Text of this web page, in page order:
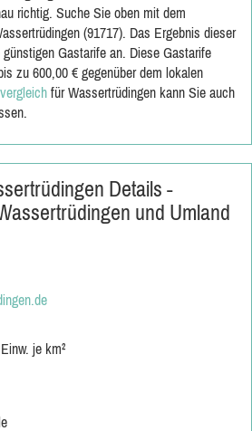
richtig. Suche Sie oben mit dem
(91717). Das Ergebnis dieser
Gastarife an. Diese Gastarife
zu 600,00 € gegenüber dem lokalen
für Wassertrüdingen kann Sie auch
Details -
und Umland
je km²